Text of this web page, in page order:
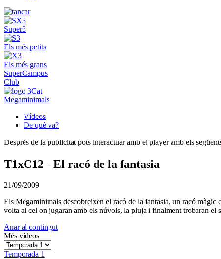
Super3
Els més petits
Els més grans
SuperCampus
Club
Megaminimals
Vídeos
De què va?
Després de la publicitat pots interactuar amb el player amb els
T1xC12 - El racó de la fantasia
21/09/2009
Els Megaminimals descobreixen el racó de la fantasia, un racó
volta al cel on jugaran amb els núvols, la pluja i finalment trobaran el
Anar al contingut
Més vídeos
Temporada 1